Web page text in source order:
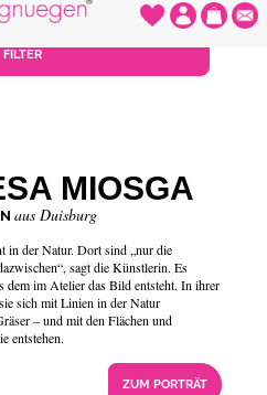
FILTER
MIOSGA
aus Duisburg
in der Natur. Dort sind „nur die
sagt die Künstlerin. Es
dem im Atelier das Bild entsteht. In ihrer
sich mit Linien in der Natur
– und mit den Flächen und
entstehen.
ZUM PORTRÄT